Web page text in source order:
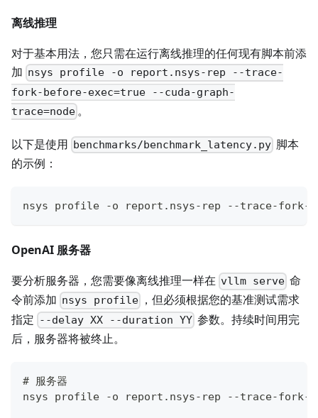
离线推理
对于基本用法，您只需在运行离线推理的任何现有脚本前添
加 nsys profile -o report.nsys-rep --trace-
fork-before-exec=true --cuda-graph-
trace=node 。
以下是使用 benchmarks/benchmark_latency.py 脚本
的示例：
nsys profile -o report.nsys-rep --trace-fork-
OpenAI 服务器
要分析服务器，您需要像离线推理一样在 vllm serve 命
令前添加 nsys profile ，但必须根据您的基准测试需求
指定 --delay XX --duration YY 参数。持续时间用完
后，服务器将被终止。
# 服务器
nsys profile -o report.nsys-rep --trace-fork-